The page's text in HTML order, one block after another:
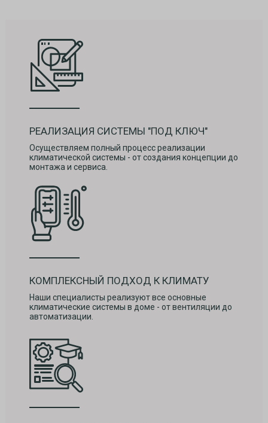
РЕАЛИЗАЦИЯ СИСТЕМЫ "ПОД КЛЮЧ"
Осуществляем полный процесс реализации
климатической системы - от создания концепции до
монтажа и сервиса.
КОМПЛЕКСНЫЙ ПОДХОД К КЛИМАТУ
Наши специалисты реализуют все основные
климатические системы в доме - от вентиляции до
автоматизации.